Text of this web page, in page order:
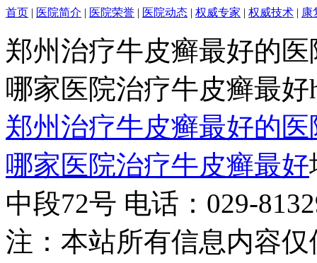
首页 | 医院简介 | 医院荣誉 | 医院动态 | 权威专家 | 权威技术 | 康
郑州治疗牛皮癣最好的
哪家医院治疗牛皮癣最好
郑州治疗牛皮癣最好的
哪家医院治疗牛皮癣最好
中段72号 电话：029-
注：本站所有信息内容